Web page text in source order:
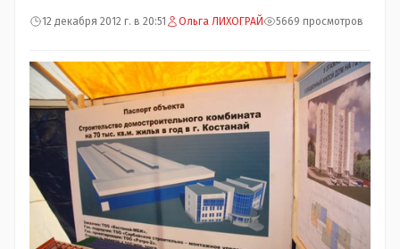
12 декабря 2012 г. в 20:51 Ольга ЛИХОГРАЙ 5669 просмотров